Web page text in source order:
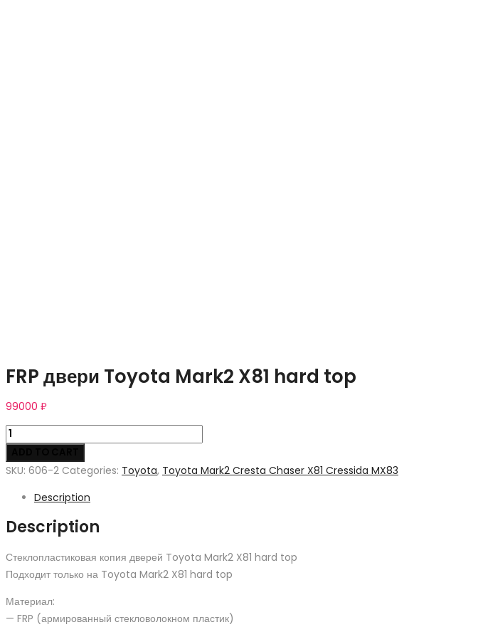
FRP двери Toyota Mark2 X81 hard top
99000 ₽
FRP
двери
Toyota
hard
top
quantity
SKU: 606-2 Categories: Toyota, Toyota Mark2 Cresta Chaser X81 Cressida MX83
Description
Description
Стеклопластиковая копия дверей Toyota Mark2 X81 hard top
Подходит только на Toyota Mark2 X81 hard top
Материал:
— FRP (армированный стекловолокном пластик)